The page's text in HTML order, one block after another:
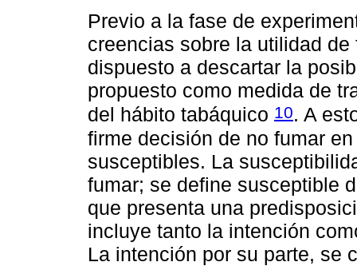
Previo a la fase de
creencias sobre la utilidad
dispuesto a descartar la
propuesto como medida de
del hábito tabáquico 10. A
firme decisión de no fumar
susceptibles. La
fumar; se define susceptible
que presenta una
incluye tanto la intención
La intención por su parte, se